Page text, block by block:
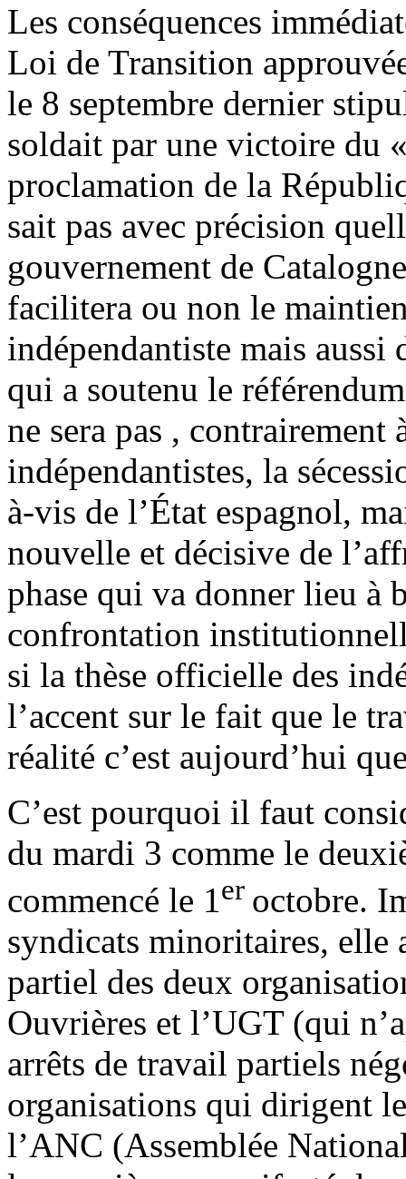
Les conséquences
Loi de Transition
le 8 septembre dernier
soldait par une victoire du
proclamation de la
sait pas avec précision
gouvernement de
facilitera ou non le
indépendantiste mais
qui a soutenu le
ne sera pas , contrairement
indépendantistes, la
à-vis de l’État espagnol,
nouvelle et décisive de
phase qui va donner lieu à
confrontation
si la thèse officielle des
l’accent sur le fait que le
réalité c’est aujourd’hui
C’est pourquoi il faut
du mardi 3 comme le
commencé le 1er octobre.
syndicats minoritaires, elle
partiel des deux
Ouvrières et l’UGT (qui
arrêts de travail partiels
organisations qui dirigent
l’ANC (Assemblée